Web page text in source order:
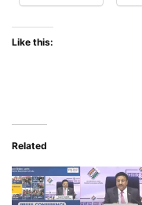
Like this:
Related